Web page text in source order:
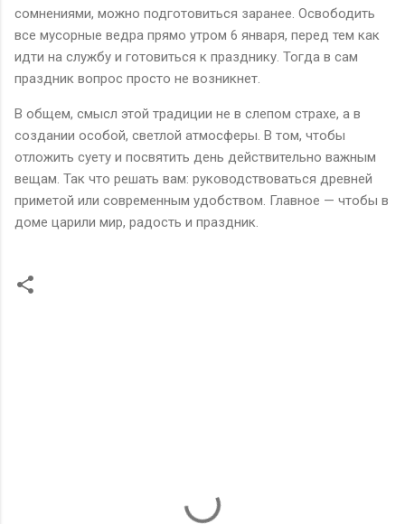
сомнениями, можно подготовиться заранее. Освободить
все мусорные ведра прямо утром 6 января, перед тем как
идти на службу и готовиться к празднику. Тогда в сам
праздник вопрос просто не возникнет.
В общем, смысл этой традиции не в слепом страхе, а в
создании особой, светлой атмосферы. В том, чтобы
отложить суету и посвятить день действительно важным
вещам. Так что решать вам: руководствоваться древней
приметой или современным удобством. Главное — чтобы в
доме царили мир, радость и праздник.